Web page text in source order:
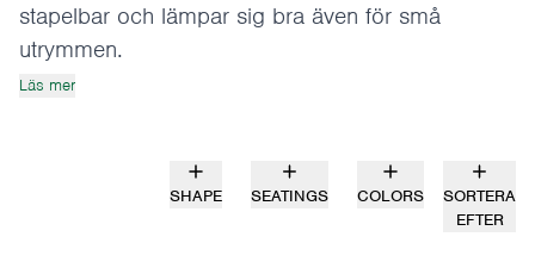
stapelbar och lämpar sig bra även för små
utrymmen.
Läs mer
SHAPE SEATINGS COLORS
SORTERA
EFTER